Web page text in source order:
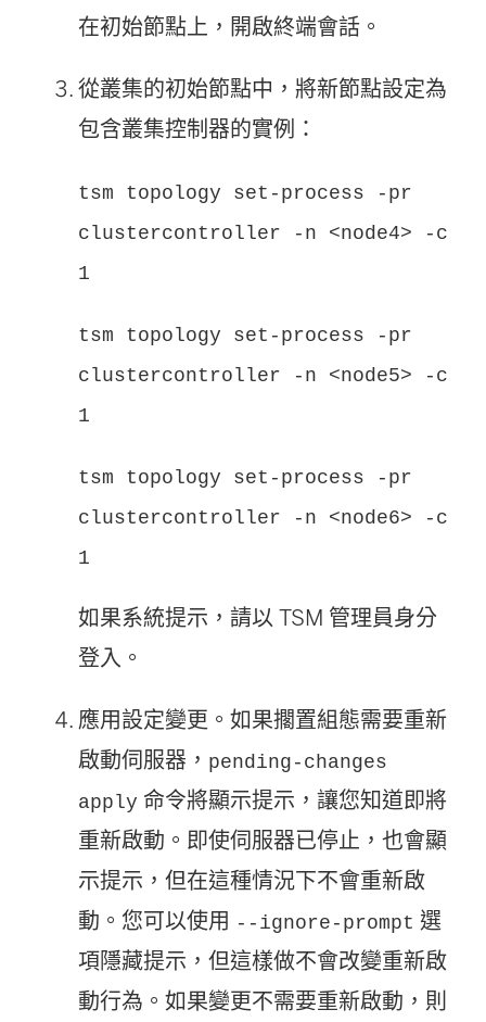
在初始節點上，開啟終端會話。
從叢集的初始節點中，將新節點設定為
包含叢集控制器的實例：
tsm topology set-process -pr
clustercontroller -n <node4> -c
1
tsm topology set-process -pr
clustercontroller -n <node5> -c
1
tsm topology set-process -pr
clustercontroller -n <node6> -c
1
如果系統提示，請以 TSM 管理員身分
登入。
應用設定變更。如果擱置組態需要重新
啟動伺服器， pending-changes
apply 命令將顯示提示，讓您知道即將
重新啟動。即使伺服器已停止，也會顯
示提示，但在這種情況下不會重新啟
動。您可以使用 --ignore-prompt 選
項隱藏提示，但這樣做不會改變重新啟
動行為。如果變更不需要重新啟動，則